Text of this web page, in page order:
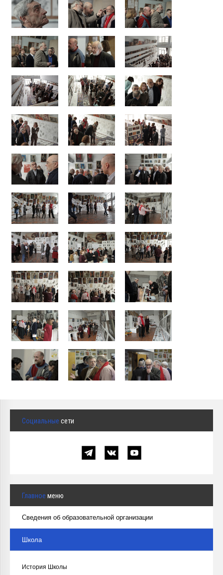
Социальные сети
Главное меню
Сведения об образовательной организации
Школа
История Школы